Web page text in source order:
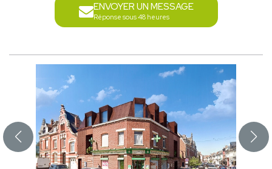
ENVOYER UN MESSAGE
Réponse sous 48 heures